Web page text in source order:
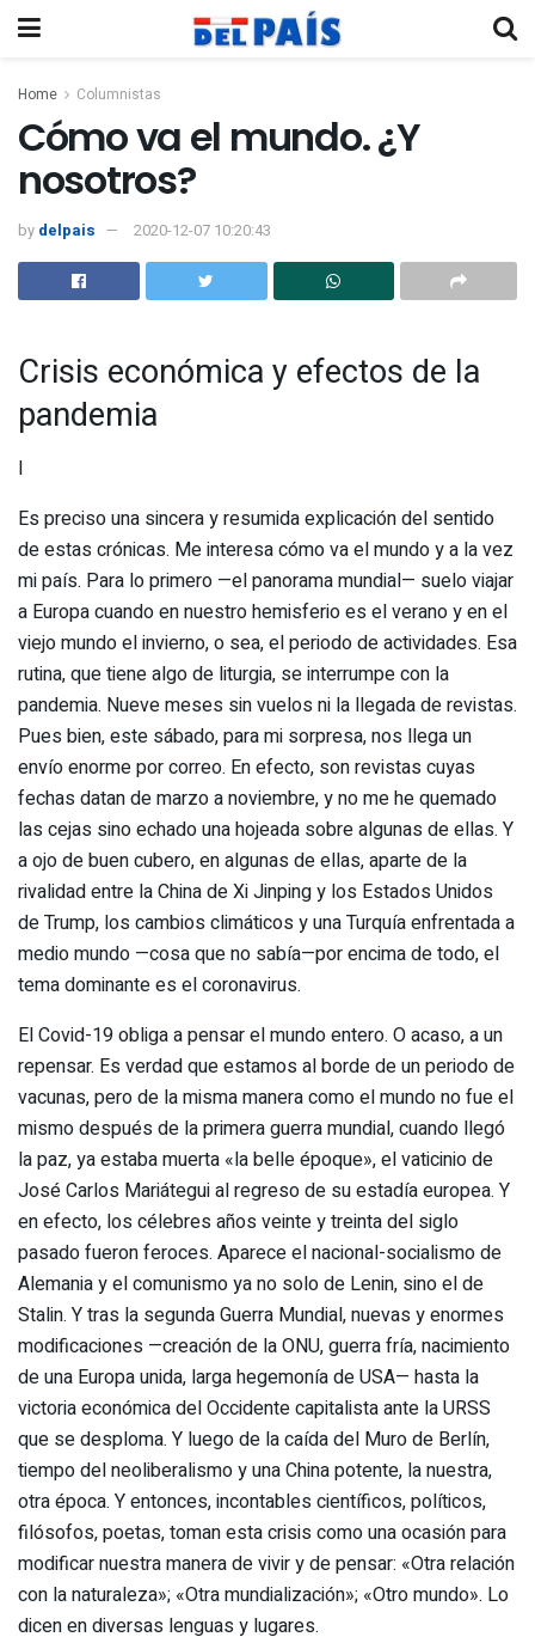
Home Columnistas
Cómo va el mundo. ¿Y
nosotros?
by delpais 2020-12-07 10:20:43
Crisis económica y efectos de la
pandemia
I
Es preciso una sincera y resumida explicación del sentido
de estas crónicas. Me interesa cómo va el mundo y a la vez
mi país. Para lo primero —el panorama mundial— suelo viajar
a Europa cuando en nuestro hemisferio es el verano y en el
viejo mundo el invierno, o sea, el periodo de actividades. Esa
rutina, que tiene algo de liturgia, se interrumpe con la
pandemia. Nueve meses sin vuelos ni la llegada de revistas.
Pues bien, este sábado, para mi sorpresa, nos llega un
envío enorme por correo. En efecto, son revistas cuyas
fechas datan de marzo a noviembre, y no me he quemado
las cejas sino echado una hojeada sobre algunas de ellas. Y
a ojo de buen cubero, en algunas de ellas, aparte de la
rivalidad entre la China de Xi Jinping y los Estados Unidos
de Trump, los cambios climáticos y una Turquía enfrentada a
medio mundo —cosa que no sabía—por encima de todo, el
tema dominante es el coronavirus.
El Covid-19 obliga a pensar el mundo entero. O acaso, a un
repensar. Es verdad que estamos al borde de un periodo de
vacunas, pero de la misma manera como el mundo no fue el
mismo después de la primera guerra mundial, cuando llegó
la paz, ya estaba muerta «la belle époque», el vaticinio de
José Carlos Mariátegui al regreso de su estadía europea. Y
en efecto, los célebres años veinte y treinta del siglo
pasado fueron feroces. Aparece el nacional-socialismo de
Alemania y el comunismo ya no solo de Lenin, sino el de
Stalin. Y tras la segunda Guerra Mundial, nuevas y enormes
modificaciones —creación de la ONU, guerra fría, nacimiento
de una Europa unida, larga hegemonía de USA— hasta la
victoria económica del Occidente capitalista ante la URSS
que se desploma. Y luego de la caída del Muro de Berlín,
tiempo del neoliberalismo y una China potente, la nuestra,
otra época. Y entonces, incontables científicos, políticos,
filósofos, poetas, toman esta crisis como una ocasión para
modificar nuestra manera de vivir y de pensar: «Otra relación
con la naturaleza»; «Otra mundialización»; «Otro mundo». Lo
dicen en diversas lenguas y lugares.